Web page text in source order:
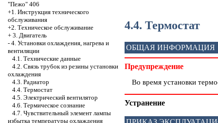
"Пежо" 406
+1. Инструкция технического
обслуживания
+2. Техническое обслуживание
+ 3. Двигатель
- 4. Установки охлаждения, нагрева и
вентиляции
4.1. Технические данные
4.2. Связь трубок из резины установки
охлаждения
4.3. Радиатор
4.4. Термостат
4.5. Электрический вентилятор
4.6. Термическое сознание
4.7. Чувствительный элемент лампы
избытка температуры охлаждения
4.4. Термостат
ОБЩАЯ ИНФОРМАЦИЯ
Предупреждение
Во время установки
Устранение